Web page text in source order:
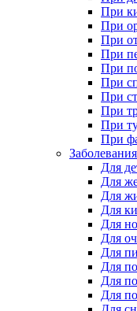
При
При
При
При
При
При
При
При
При
При
Для
Для
Для
Для
Для
Для
Для
Для
Для
Для